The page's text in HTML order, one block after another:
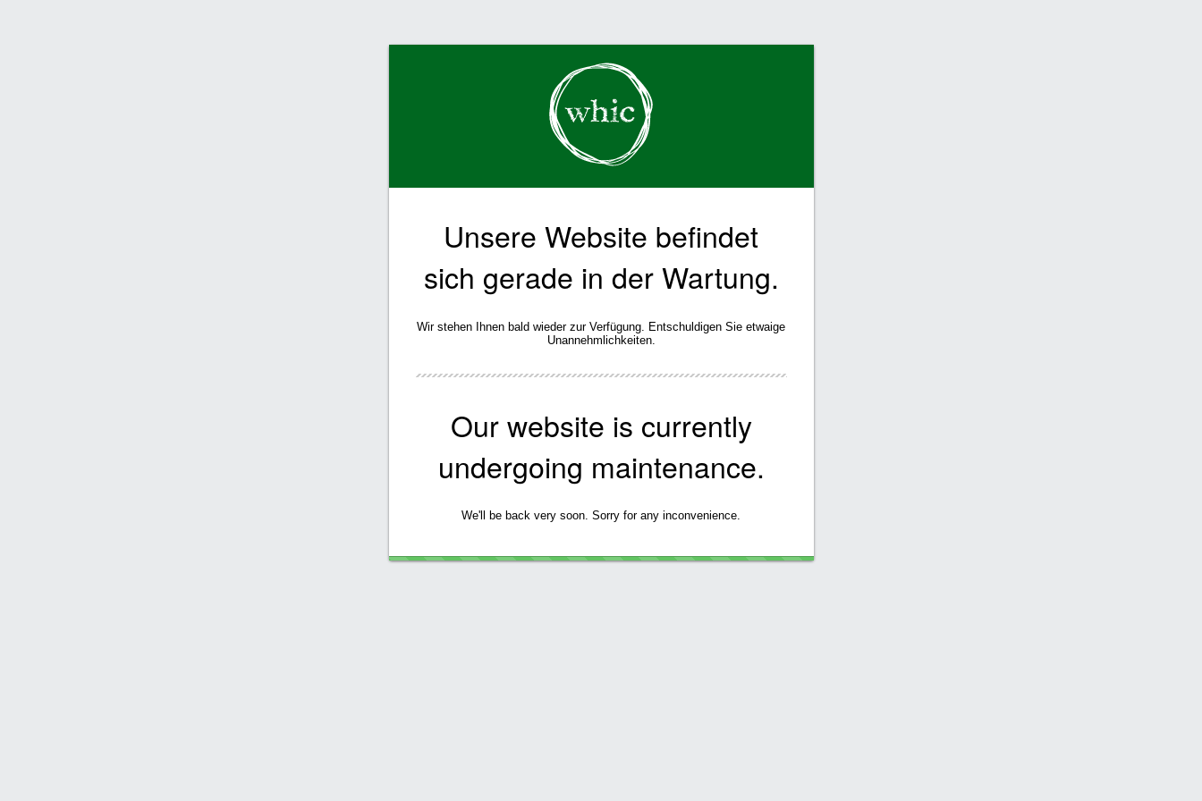
Unsere Website befindet
sich gerade in der Wartung.
Wir stehen Ihnen bald wieder zur Verfügung. Entschuldigen Sie etwaige
Unannehmlichkeiten.
Our website is currently
undergoing maintenance.
We'll be back very soon. Sorry for any inconvenience.